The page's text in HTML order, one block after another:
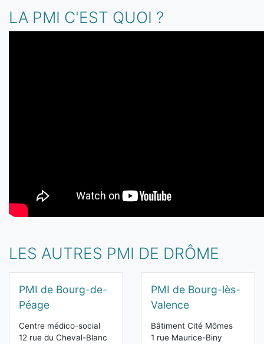
LA PMI C'EST QUOI ?
LES AUTRES PMI DE DRÔME
PMI de Bourg-de-
Péage
Centre médico-social
12 rue du Cheval-Blanc
PMI de Bourg-lès-
Valence
Bâtiment Cité Mômes
1 rue Maurice-Biny